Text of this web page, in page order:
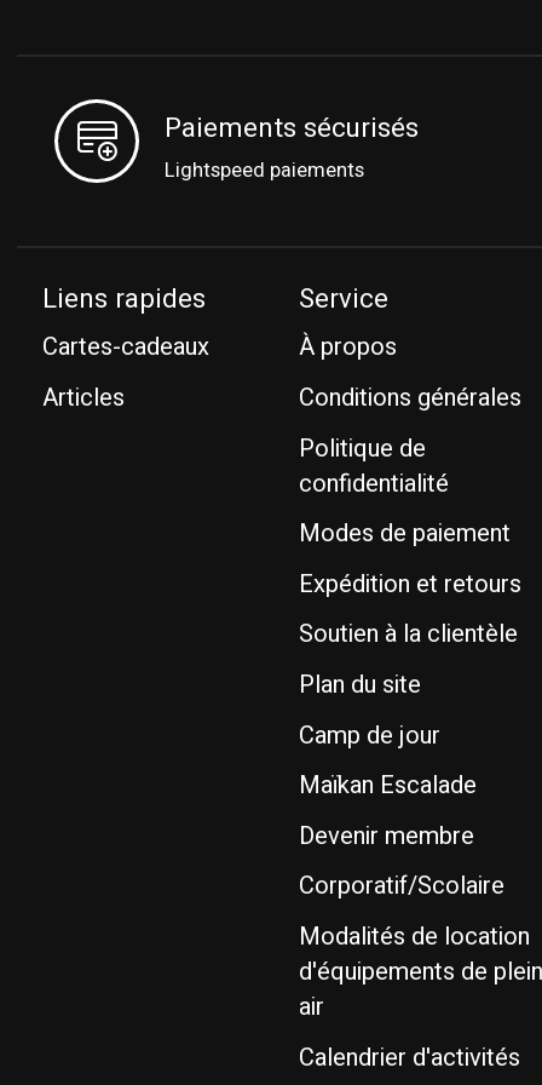
Paiements sécurisés
Lightspeed paiements
Liens rapides
Cartes-cadeaux
Articles
Service
À propos
Conditions générales
Politique de
confidentialité
Modes de paiement
Expédition et retours
Soutien à la clientèle
Plan du site
Camp de jour
Maïkan Escalade
Devenir membre
Corporatif/Scolaire
Modalités de location
d'équipements de plein
air
Calendrier d'activités